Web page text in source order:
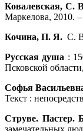
Ковалевская, С.
Маркелова, 2010.
Кочина, П. Я. С.
Русская душа :
Псковской
Софья
Текст :
Струве. Пастер.
замечательных